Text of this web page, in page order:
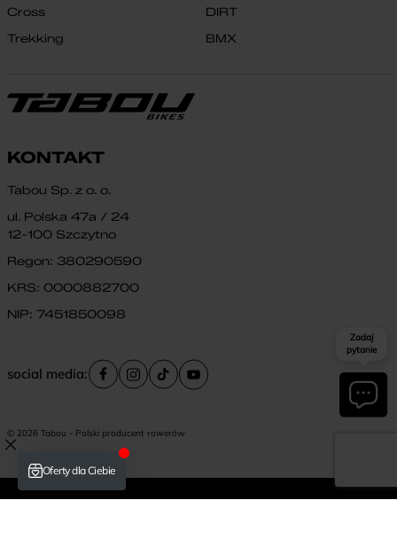
Cross
Trekking
DIRT
BMX
KONTAKT
Tabou Sp. z o. o.
ul. Polska 47a / 24
12-100 Szczytno
Regon: 380290590
KRS: 0000882700
NIP: 7451850098
social media:
© 2026 Tabou - Polski producent rowerów
Zadaj
pytanie